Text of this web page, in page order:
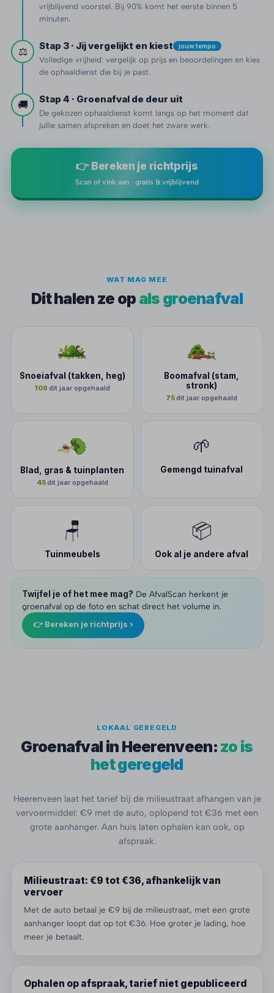
vrijblijvend voorstel. Bij 90% komt het eerste binnen 5
minuten.
⚖️ Stap 3 · Jij vergelijkt en kiest jouw tempo
Volledige vrijheid: vergelijk op prijs en beoordelingen en kies
de ophaaldienst die bij je past.
🚚 Stap 4 · Groenafval de deur uit
De gekozen ophaaldienst komt langs op het moment dat
jullie samen afspreken en doet het zware werk.
👉 Bereken je richtprijs
Scan of vink aan · gratis & vrijblijvend
WAT MAG MEE
Dit halen ze op als groenafval
Snoeiafval (takken, heg)
109dit jaar opgehaald
Boomafval (stam,
stronk)
75dit jaar opgehaald
Blad, gras & tuinplanten
45dit jaar opgehaald
🌱
Gemengd tuinafval
🪑
Tuinmeubels
📦
Ook al je andere afval
Twijfel je of het mee mag? De AfvalScan herkent je
groenafval op de foto en schat direct het volume in.
👉 Bereken je richtprijs ›
LOKAAL GEREGELD
Groenafval in Heerenveen: zo is
het geregeld
Heerenveen laat het tarief bij de milieustraat afhangen van je
vervoermiddel: €9 met de auto, oplopend tot €36 met een
grote aanhanger. Aan huis laten ophalen kan ook, op
afspraak.
Milieustraat: €9 tot €36, afhankelijk van
vervoer
Met de auto betaal je €9 bij de milieustraat, met een grote
aanhanger loopt dat op tot €36. Hoe groter je lading, hoe
meer je betaalt.
Ophalen op afspraak, tarief niet gepubliceerd